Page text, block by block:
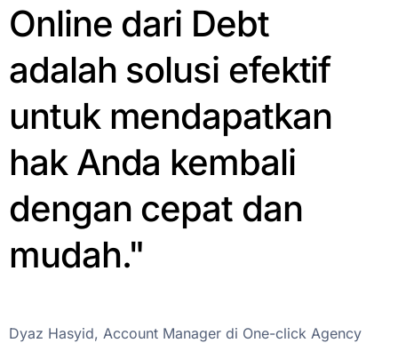
Online dari Debt
adalah solusi efektif
untuk mendapatkan
hak Anda kembali
dengan cepat dan
mudah."
Dyaz Hasyid, Account Manager di One-click Agency